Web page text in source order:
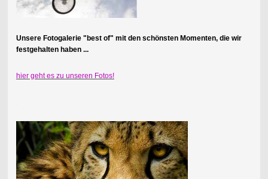
Unsere Fotogalerie "best of" mit den schönsten Momenten, die wir
festgehalten haben ...
hier geht es zu unseren Fotos!
.